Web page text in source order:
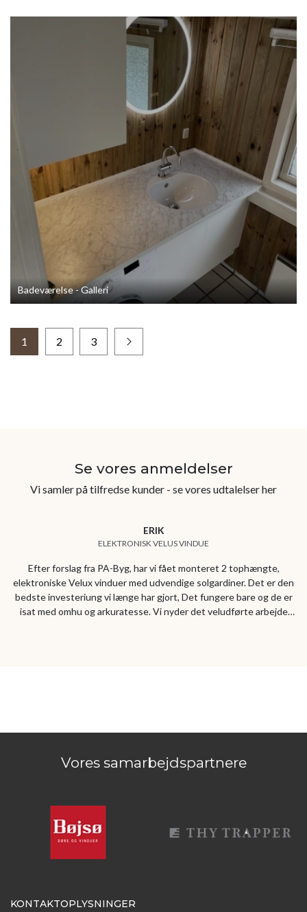
Badeværelse - Galleri
1 2 3
Se vores anmeldelser
Vi samler på tilfredse kunder - se vores udtalelser her
ERIK
ELEKTRONISK VELUS VINDUE
Efter forslag fra PA-Byg, har vi fået monteret 2 tophængte,
elektroniske Velux vinduer med udvendige solgardiner. Det er den
bedste investeriung vi længe har gjort, Det fungere bare og de er
isat med omhu og arkuratesse. Vi nyder det veludførte arbejde
Vores samarbejdspartnere
KONTAKTOPLYSNINGER